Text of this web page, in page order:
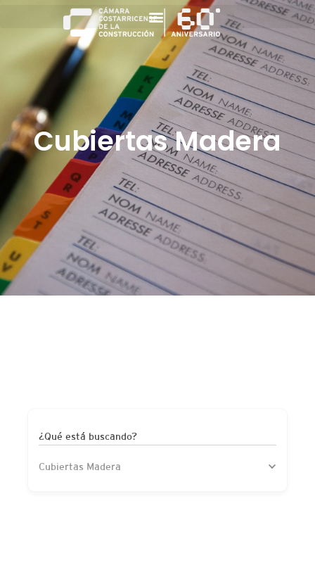
Cubiertas Madera
¿Qué está buscando?
Cubiertas Madera